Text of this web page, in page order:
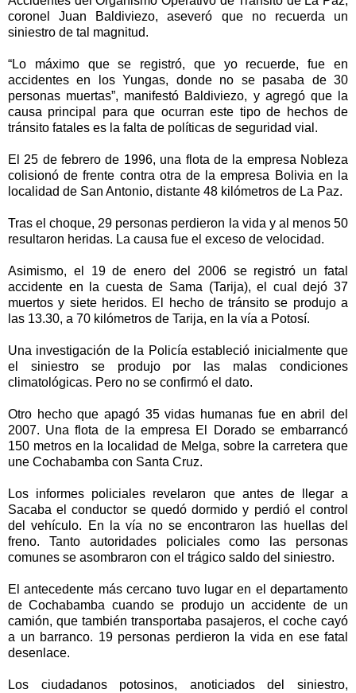
coronel Juan Baldiviezo, aseveró que no recuerda un
siniestro de tal magnitud.
“Lo máximo que se registró, que yo recuerde, fue en
accidentes en los Yungas, donde no se pasaba de 30
personas muertas”, manifestó Baldiviezo, y agregó que la
causa principal para que ocurran este tipo de hechos de
tránsito fatales es la falta de políticas de seguridad vial.
El 25 de febrero de 1996, una flota de la empresa Nobleza
colisionó de frente contra otra de la empresa Bolivia en la
localidad de San Antonio, distante 48 kilómetros de La Paz.
Tras el choque, 29 personas perdieron la vida y al menos 50
resultaron heridas. La causa fue el exceso de velocidad.
Asimismo, el 19 de enero del 2006 se registró un fatal
accidente en la cuesta de Sama (Tarija), el cual dejó 37
muertos y siete heridos. El hecho de tránsito se produjo a
las 13.30, a 70 kilómetros de Tarija, en la vía a Potosí.
Una investigación de la Policía estableció inicialmente que
el siniestro se produjo por las malas condiciones
climatológicas. Pero no se confirmó el dato.
Otro hecho que apagó 35 vidas humanas fue en abril del
2007. Una flota de la empresa El Dorado se embarrancó
150 metros en la localidad de Melga, sobre la carretera que
une Cochabamba con Santa Cruz.
Los informes policiales revelaron que antes de llegar a
Sacaba el conductor se quedó dormido y perdió el control
del vehículo. En la vía no se encontraron las huellas del
freno. Tanto autoridades policiales como las personas
comunes se asombraron con el trágico saldo del siniestro.
El antecedente más cercano tuvo lugar en el departamento
de Cochabamba cuando se produjo un accidente de un
camión, que también transportaba pasajeros, el coche cayó
a un barranco. 19 personas perdieron la vida en ese fatal
desenlace.
Los ciudadanos potosinos, anoticiados del siniestro,